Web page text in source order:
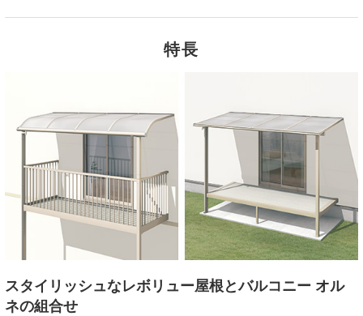
特長
スタイリッシュなレボリュー屋根とバルコニー オル
ネの組合せ